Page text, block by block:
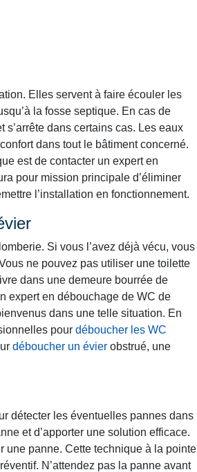
Elles servent à faire écouler les
la fosse septique. En cas de
s’arrête dans certains cas. Les eaux
dans tout le bâtiment concerné.
est de contacter un expert en
pour mission principale d’éliminer
l’installation en fonctionnement.
Si vous l’avez déjà vécu, vous
ne pouvez pas utiliser une toilette
dans une demeure bourrée de
expert en débouchage de WC de
dans une telle situation. En
pour déboucher les WC
déboucher un évier obstrué, une
détecter les éventuelles pannes dans
et d’apporter une solution efficace.
une panne. Cette technique à la pointe
N’attendez pas la panne avant